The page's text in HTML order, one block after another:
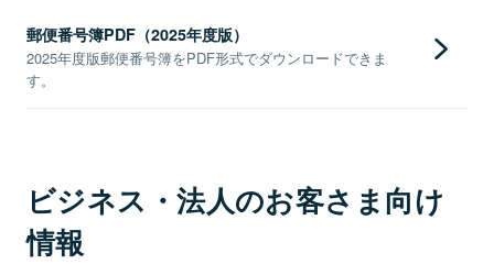
郵便番号簿PDF（2025年度版）
2025年度版郵便番号簿をPDF形式でダウンロードできま
す。
ビジネス・法人のお客さま向け
情報